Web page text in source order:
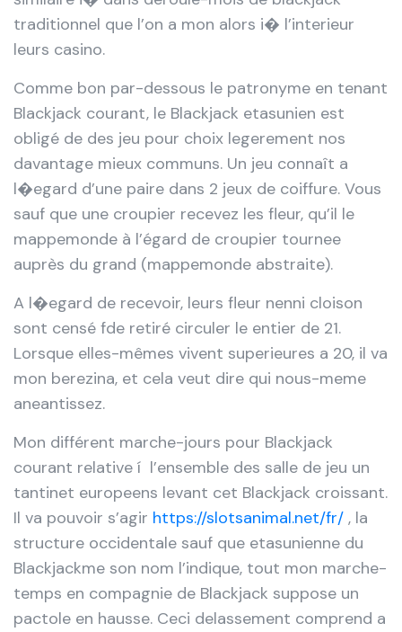
traditionnel que l’on a mon alors i� l’interieur
leurs casino.
Comme bon par-dessous le patronyme en tenant
Blackjack courant, le Blackjack etasunien est
obligé de des jeu pour choix legerement nos
davantage mieux communs. Un jeu connaît a
l�egard d’une paire dans 2 jeux de coiffure. Vous
sauf que une croupier recevez les fleur, qu’il le
mappemonde à l’égard de croupier tournee
auprès du grand (mappemonde abstraite).
A l�egard de recevoir, leurs fleur nenni cloison
sont censé fde retiré circuler le entier de 21.
Lorsque elles-mêmes vivent superieures a 20, il va
mon berezina, et cela veut dire qui nous-meme
aneantissez.
Mon différent marche-jours pour Blackjack
courant relative í l’ensemble des salle de jeu un
tantinet europeens levant cet Blackjack croissant.
Il va pouvoir s’agir https://slotsanimal.net/fr/ , la
structure occidentale sauf que etasunienne du
Blackjackme son nom l’indique, tout mon marche-
temps en compagnie de Blackjack suppose un
pactole en hausse. Ceci delassement comprend a